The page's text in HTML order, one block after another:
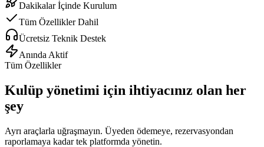
Dakikalar İçinde Kurulum
Tüm Özellikler Dahil
Ücretsiz Teknik Destek
Anında Aktif
Tüm Özellikler
Kulüp yönetimi için ihtiyacınız olan her
şey
Ayrı araçlarla uğraşmayın. Üyeden ödemeye, rezervasyondan
raporlamaya kadar tek platformda yönetin.